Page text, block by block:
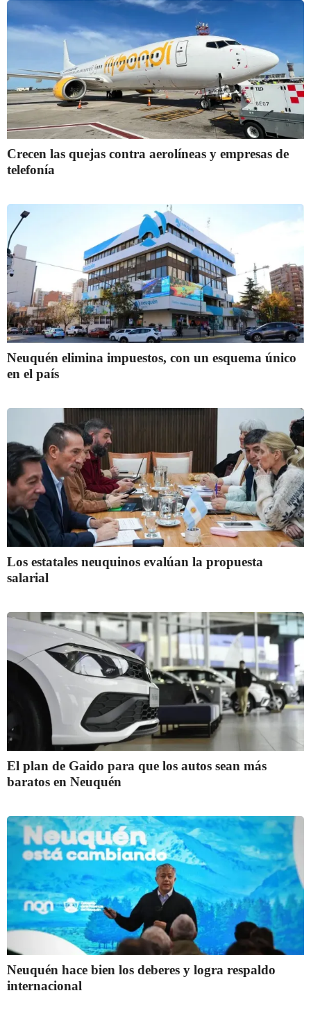
Crecen las quejas contra aerolíneas y empresas de
telefonía
Neuquén elimina impuestos, con un esquema único
en el país
Los estatales neuquinos evalúan la propuesta
salarial
El plan de Gaido para que los autos sean más
baratos en Neuquén
Neuquén hace bien los deberes y logra respaldo
internacional